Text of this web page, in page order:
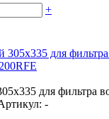
+
для фильтра
-